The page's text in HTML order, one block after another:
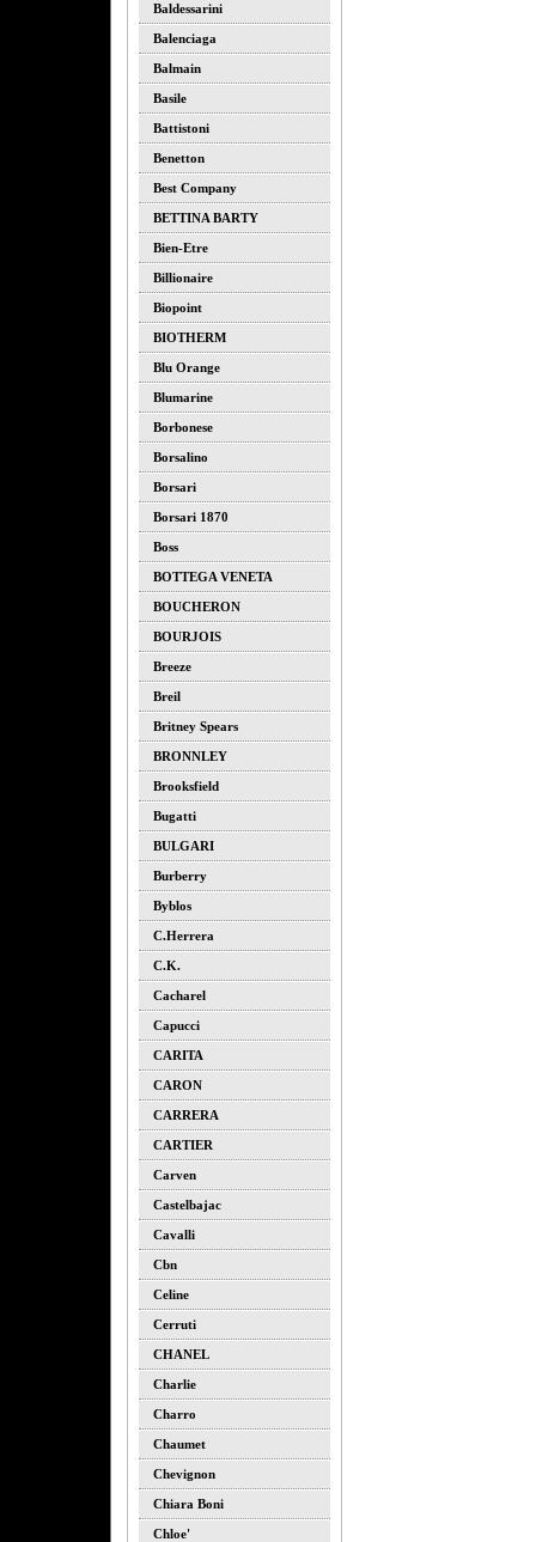
Baldessarini
Balenciaga
Balmain
Basile
Battistoni
Benetton
Best Company
BETTINA BARTY
Bien-Etre
Billionaire
Biopoint
BIOTHERM
Blu Orange
Blumarine
Borbonese
Borsalino
Borsari
Borsari 1870
Boss
BOTTEGA VENETA
BOUCHERON
BOURJOIS
Breeze
Breil
Britney Spears
BRONNLEY
Brooksfield
Bugatti
BULGARI
Burberry
Byblos
C.herrera
C.k.
Cacharel
Capucci
CARITA
CARON
CARRERA
CARTIER
Carven
Castelbajac
Cavalli
Cbn
Celine
Cerruti
CHANEL
Charlie
Charro
Chaumet
Chevignon
Chiara Boni
Chloe'